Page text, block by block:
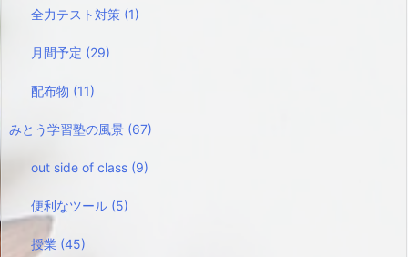
全力テスト対策 (1)
月間予定 (29)
配布物 (11)
みとう学習塾の風景 (67)
out side of class (9)
便利なツール (5)
授業 (45)